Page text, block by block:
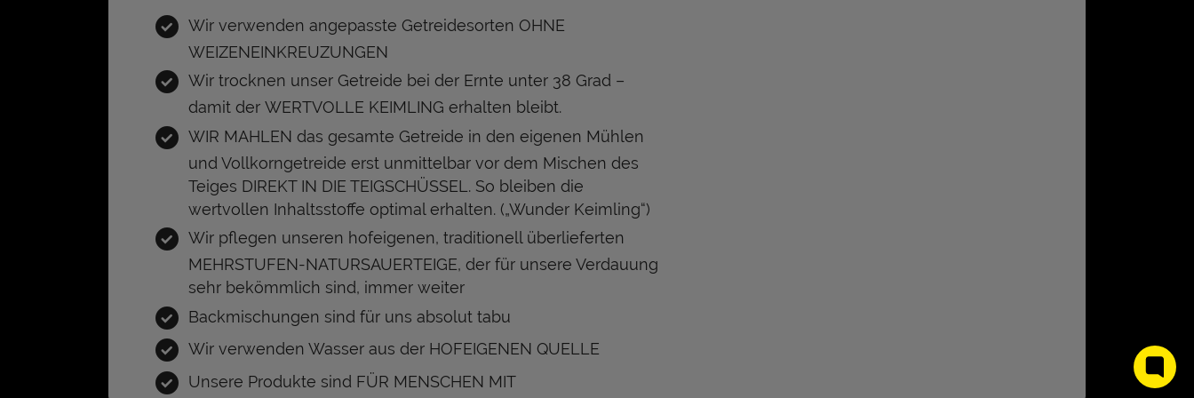
Wir verwenden angepasste Getreidesorten OHNE
WEIZENEINKREUZUNGEN
Wir trocknen unser Getreide bei der Ernte unter 38 Grad –
damit der WERTVOLLE KEIMLING erhalten bleibt.
WIR MAHLEN das gesamte Getreide in den eigenen Mühlen
und Vollkorngetreide erst unmittelbar vor dem Mischen des
Teiges DIREKT IN DIE TEIGSCHÜSSEL. So bleiben die
wertvollen Inhaltsstoffe optimal erhalten. („Wunder Keimling“)
Wir pflegen unseren hofeigenen, traditionell überlieferten
MEHRSTUFEN-NATURSAUERTEIGE, der für unsere Verdauung
sehr bekömmlich sind, immer weiter
Backmischungen sind für uns absolut tabu
Wir verwenden Wasser aus der HOFEIGENEN QUELLE
Unsere Produkte sind FÜR MENSCHEN MIT